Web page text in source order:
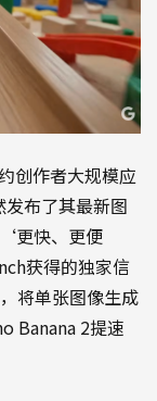
创作者大规模应
布了其最新图
更快、更便
获得的独家信
将单张图像生成
Banana 2提速